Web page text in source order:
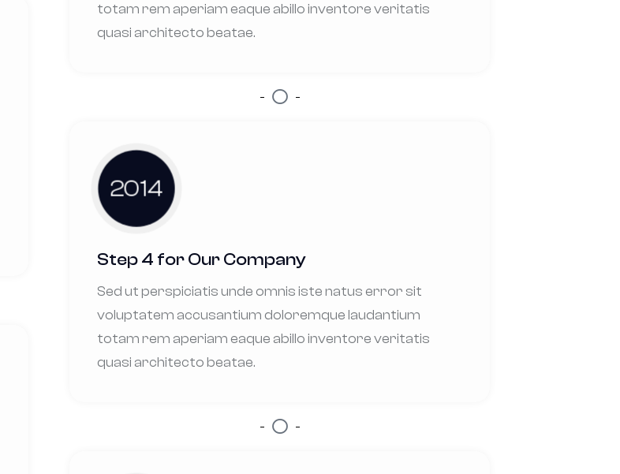
totam rem aperiam eaque abillo inventore veritatis
quasi architecto beatae.
2014
Step 4 for Our Company
Sed ut perspiciatis unde omnis iste natus error sit
voluptatem accusantium doloremque laudantium
totam rem aperiam eaque abillo inventore veritatis
quasi architecto beatae.